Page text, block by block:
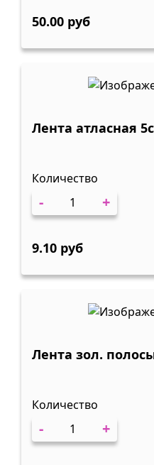
50.00 руб
Лента атласная
Количество
- +
9.10 руб
Лента зол.
Количество
- +